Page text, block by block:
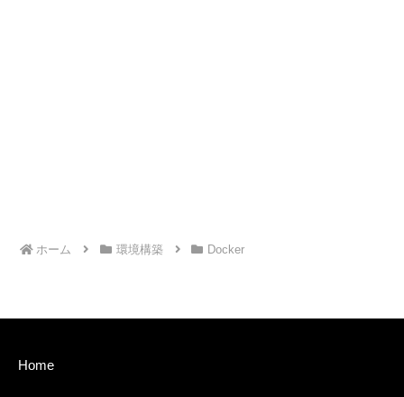
ホーム 環境構築 Docker
Home